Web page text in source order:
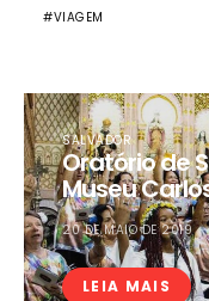
VIAGEM
SALVADOR
Oratório de
Museu
20 DE MAIO DE 2019
LEIA MAIS